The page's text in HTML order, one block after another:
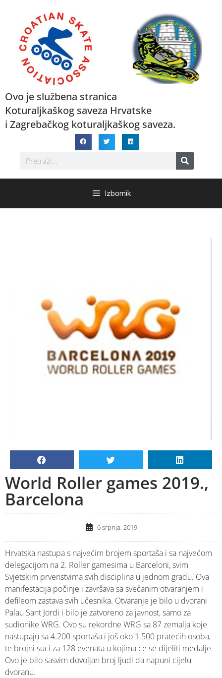
Ovo je službena stranica
Koturaljkaškog saveza Hrvatske
i Zagrebačkog koturaljkaškog saveza.
Izbornik
World Roller games 2019.,
Barcelona
6 srpnja, 2019
Hrvatska nastupa s najvećim brojem sportaša i sa najvećom
delegacijom na 2. Roller gamesima u Barceloni, svim
Svjetskim prvenstvima svih disciplina u jednom gradu. Ova
manifestacija počinje i završava sa svečanim otvaranjem i
defileom zastava svih učesnika. Otvaranje je bilo u dvorani
Palau Sant Jordi i bilo je zatvoreno za javnost, samo za
sudionike WRG. Ovo su rekordne WRG sa 87 zemalja koje
nastupaju sa 4.200 sportaša i još oko 1.500 pratećih osoba,
te brojni suci za 128 evenata u kojima će se dijeliti medalje.
Ovo je bilo sasvim dovoljan broj ljudi da napuni cijelu
dvoranu.